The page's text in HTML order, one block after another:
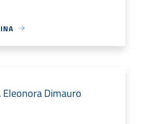
Eleonora Dimauro